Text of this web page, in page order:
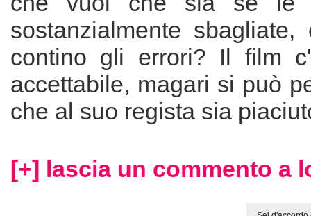
sostanzialmente
contino gli errori? Il film
accettabile, magari si può
che al suo regista sia
[+] lascia un commento a